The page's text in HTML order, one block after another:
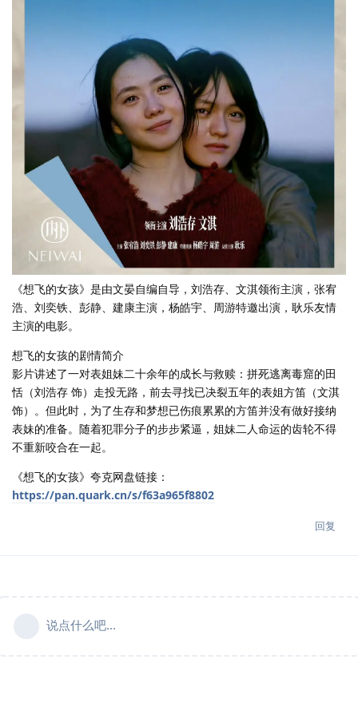
《想飞的女孩》是由文晏自编自导，刘浩存、文淇领衔主演，张宥
浩、刘奕铁、彭静、建康主演，杨皓宇、周游特邀出演，耿乐友情
主演的电影。
想飞的女孩的剧情简介
影片讲述了一对表姐妹二十余年的成长与救赎：拼死逃离毒窟的田
恬（刘浩存 饰）走投无路，前去寻找已决裂五年的表姐方笛（文淇
饰）。但此时，为了生存和梦想已伤痕累累的方笛并没有做好接纳
表妹的准备。随着犯罪分子的步步紧逼，姐妹二人命运的齿轮不得
不重新咬合在一起。
《想飞的女孩》夸克网盘链接：
https://pan.quark.cn/s/f63a965f8802
回复
说点什么吧...